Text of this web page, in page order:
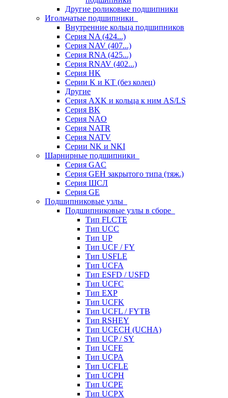
Другие роликовые подшипники
Игольчатые подшипники
Внутренние кольца подшипников
Серия NA (424...)
Серия NAV (407...)
Серия RNA (425...)
Серия RNAV (402...)
Серия HK
Серии K и KT (без колец)
Другие
Серия AXK и кольца к ним AS/LS
Серия BK
Серия NAO
Серия NATR
Серия NATV
Серии NK и NKI
Шарнирные подшипники
Серия GAC
Серия GEH закрытого типа (тяж.)
Серия ШСЛ
Серия GE
Подшипниковые узлы
Подшипниковые узлы в сборе
Тип FLCTE
Тип UCC
Тип UP
Тип UCF / FY
Тип USFLE
Тип UCFA
Тип ESFD / USFD
Тип UCFC
Тип EXP
Тип UCFK
Тип UCFL / FYTB
Тип RSHEY
Тип UCECH (UCHA)
Тип UCP / SY
Тип UCFE
Тип UCPA
Тип UCFLE
Тип UCPH
Тип UCPE
Тип UCPX